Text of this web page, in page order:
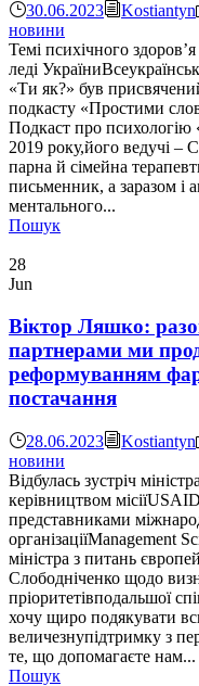
30.06.2023 Kostiantyn
новини
Темі психічного
леді
«Ти як?» був
подкасту «Простими
Подкаст про психологію
2019 року,його ведучі –
парна й сімейна
письменник, а заразом і
ментального...
Пошук
28
Jun
Віктор Ляшко:
партнерами ми
реформуванням
постачання
28.06.2023 Kostiantyn
новини
Відбулась зустріч
керівництвом
представниками
організаціїManagement
міністра з питань
Слободніченко щодо
пріоритетівподальшої
хочу щиро подякувати
величезнупідтримку з
те, що допомагаєте нам...
Пошук